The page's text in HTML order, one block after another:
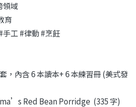
領域
育
工 #律動 #烹飪
，內含 6 本讀本+ 6 本練習冊 (美式發
Red Bean Porridge (335 字)